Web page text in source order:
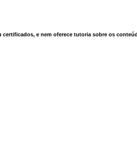
e nem oferece tutoria sobre os